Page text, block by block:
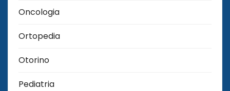
Oncologia
Ortopedia
Otorino
Pediatria